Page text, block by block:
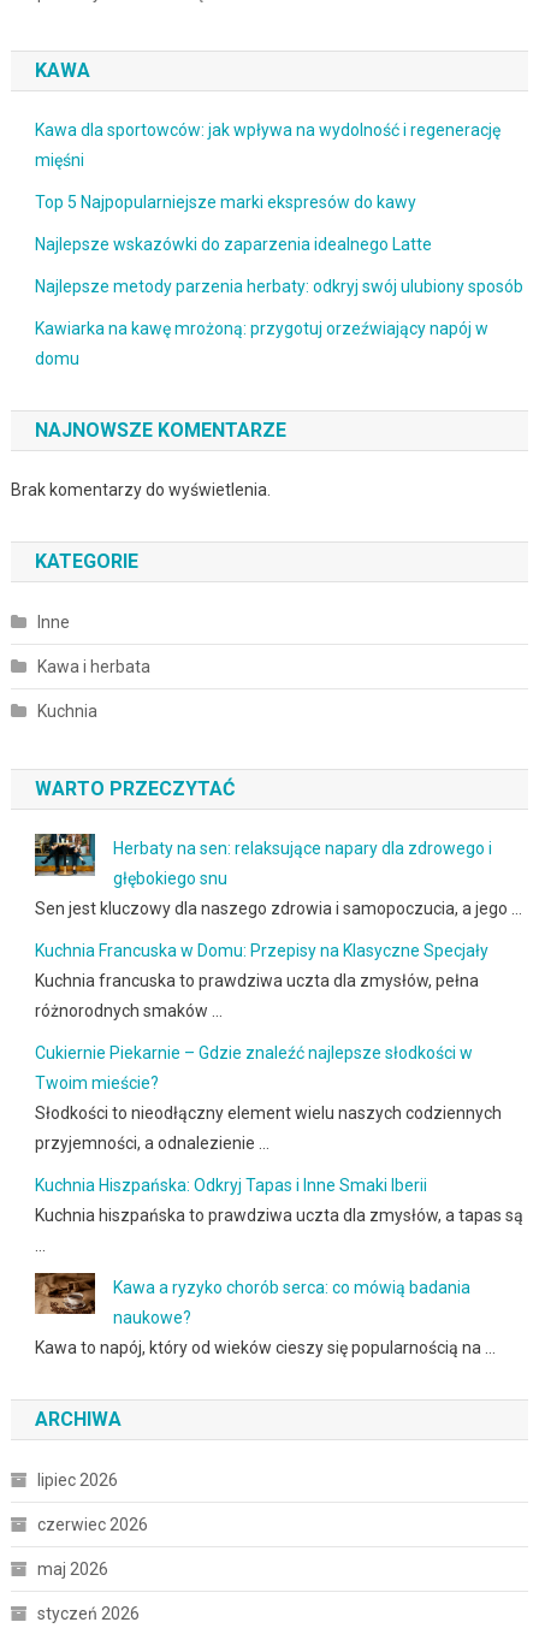
KAWA
Kawa dla sportowców: jak wpływa na wydolność i regenerację
mięśni
Top 5 Najpopularniejsze marki ekspresów do kawy
Najlepsze wskazówki do zaparzenia idealnego Latte
Najlepsze metody parzenia herbaty: odkryj swój ulubiony sposób
Kawiarka na kawę mrożoną: przygotuj orzeźwiający napój w
domu
NAJNOWSZE KOMENTARZE
Brak komentarzy do wyświetlenia.
KATEGORIE
Inne
Kawa i herbata
Kuchnia
WARTO PRZECZYTAĆ
Herbaty na sen: relaksujące napary dla zdrowego i
głębokiego snu
Sen jest kluczowy dla naszego zdrowia i samopoczucia, a jego …
Kuchnia Francuska w Domu: Przepisy na Klasyczne Specjały
Kuchnia francuska to prawdziwa uczta dla zmysłów, pełna
różnorodnych smaków …
Cukiernie Piekarnie – Gdzie znaleźć najlepsze słodkości w
Twoim mieście?
Słodkości to nieodłączny element wielu naszych codziennych
przyjemności, a odnalezienie …
Kuchnia Hiszpańska: Odkryj Tapas i Inne Smaki Iberii
Kuchnia hiszpańska to prawdziwa uczta dla zmysłów, a tapas są
…
Kawa a ryzyko chorób serca: co mówią badania
naukowe?
Kawa to napój, który od wieków cieszy się popularnością na …
ARCHIWA
lipiec 2026
czerwiec 2026
maj 2026
styczeń 2026